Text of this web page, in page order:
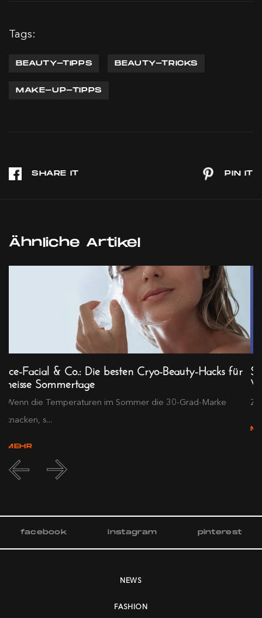
Tags:
BEAUTY-TIPPS BEAUTY-TRICKS
MAKE-UP-TIPPS
Ähnliche Artikel
Ice-Facial & Co.: Die besten Cryo-Beauty-Hacks für
heisse Sommertage
Wenn die Temperaturen im Sommer die 30-Grad-Marke
knacken, s...
MEHR
facebook instagram pinterest
NEWS
FASHION